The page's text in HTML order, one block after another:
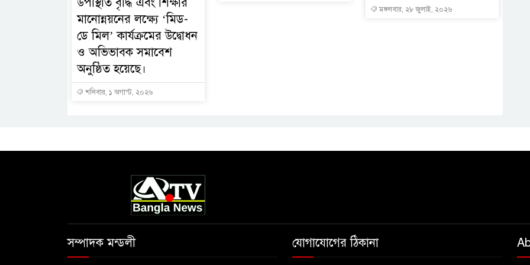
মানোন্নয়নের লক্ষ্যে ‘মিড-
ডে মিল’ কার্যক্রমের উদ্বোধন
ও অভিভাবক সমাবেশ
অনুষ্ঠিত হয়েছে।
শনিবার, ১ অগাস্ট, ২০২৬
মঙ্গলবার, ২৮ জুলাই, ২০২৬
সম্পাদক মন্ডলী যোগাযোগের ঠিকানা